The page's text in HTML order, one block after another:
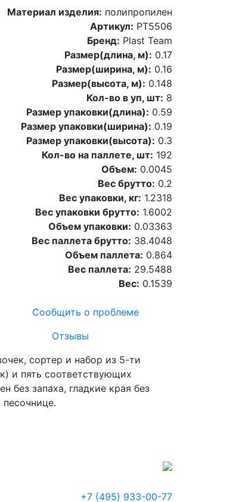
Материал изделия: полипропилен
Артикул: PT5506
Бренд: Plast Team
Размер(длина, м): 0.17
Размер(ширина, м): 0.16
Размер(высота, м): 0.148
Кол-во в уп, шт: 8
Размер упаковки(длина): 0.59
Размер упаковки(ширина): 0.19
Размер упаковки(высота): 0.3
Кол-во на паллете, шт: 192
Объем: 0.0045
Вес брутто: 0.2
Вес упаковки, кг: 1.2318
Вес упаковки брутто: 1.6002
Объем упаковки: 0.03363
Вес паллета брутто: 38.4048
Объем паллета: 0.864
Вес паллета: 29.5488
Вес: 0.1539
Сообщить о проблеме
Отзывы
сортер и набор из 5-ти
и пять соответствующих
без запаха, гладкие края без
+7 (495) 933-00-77